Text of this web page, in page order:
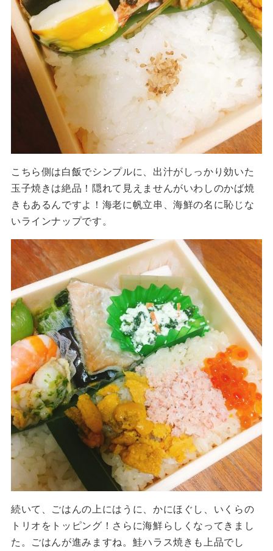
こちら側は白飯でシンプルに、出汁がしっかり効いた
玉子焼きは絶品！隠れて見えませんがいわしのかば焼
きもあるんですよ！海老に帆立串、海鮮の名に恥じな
いラインナップです。
続いて、ごはんの上にはうに、かにほぐし、いくらの
トリオをトッピング！さらに海鮮らしくなってきまし
た。ごはんが進みますね。鮭ハラス焼きも上品でし